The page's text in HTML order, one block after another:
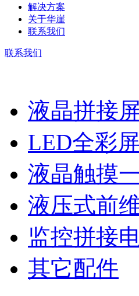
解决方案
关于华崖
联系我们
联系我们
液晶拼接
LED全彩
液晶触摸
液压式前
监控拼接
其它配件